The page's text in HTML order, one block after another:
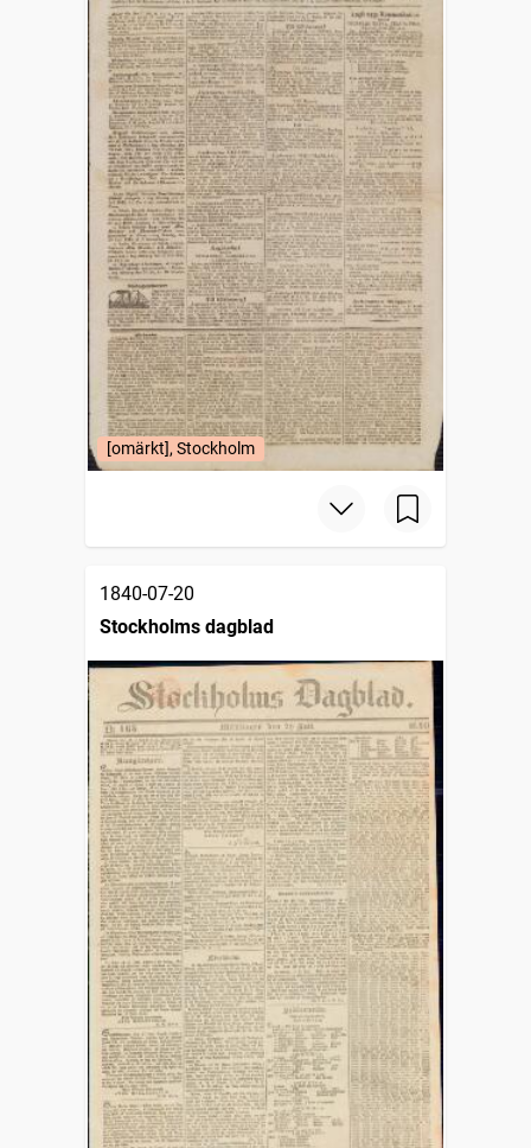
[omärkt], Stockholm
1840-07-20
Stockholms dagblad